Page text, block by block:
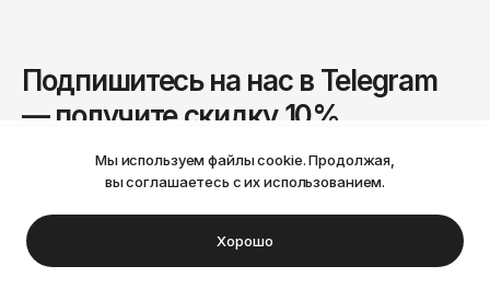
Подпишитесь на нас в Telegram
— получите скидку 10%
А также будьте в курсе новых поступлений,
Ваш город Пермь?
Мы используем файлы cookie. Продолжая,
вы соглашаетесь с их использованием.
Хорошо